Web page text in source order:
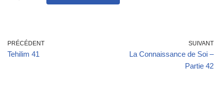
PRÉCÉDENT
Tehilim 41
SUIVANT
La Connaissance de Soi –
Partie 42